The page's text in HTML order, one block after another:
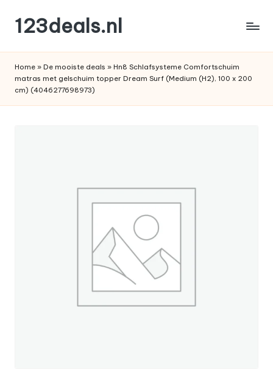
de
inhoud
123deals.nl
deals
Home » De mooiste deals » Hn8 Schlafsysteme Comfortschuim
matras met gelschuim topper Dream Surf (Medium (H2), 100 x 200
cm) (4046277698973)